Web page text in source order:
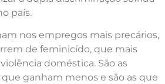
país.
nos empregos mais precários,
de feminicído, que mais
doméstica. São as
ganham menos e são as que